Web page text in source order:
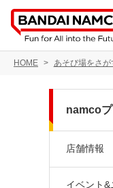
HOME あそび場をさが
namco
店舗情報
イベント&